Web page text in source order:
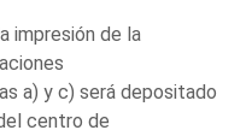
impresión de la
a) y c) será depositado
centro de